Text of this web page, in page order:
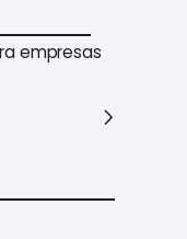
empresas